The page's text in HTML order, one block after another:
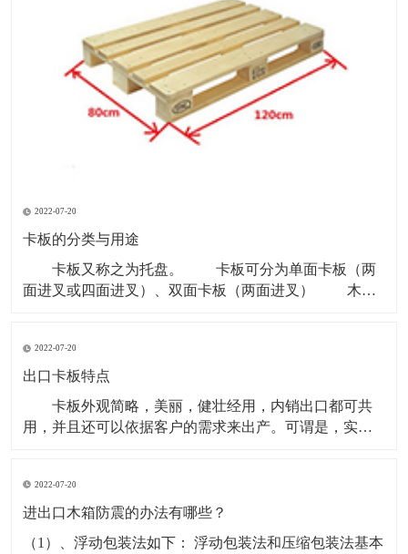
2022-07-20
卡板的分类与用途
卡板又称之为托盘。 卡板可分为单面卡板（两
面进叉或四面进叉）、双面卡板（两面进叉） 木卡
量不同。产品蓝色为主，其它颜色可定做。 塑料卡
板使用形式：有两面进叉也有四面进叉，适合平地使用
2022-07-20
出口卡板特点
卡板外观简略，美丽，健壮经用，内销出口都可共
用，并且还可以依据客户的需求来出产。可谓是，实用
卡板是为便利出口用的，卡板出口不需熏蒸消毒，出口
资料做出的木箱可直接出口到外地外国.因为具有其可以
2022-07-20
进出口木箱防震的办法有哪些？
（1）、浮动包装法如下： 浮动包装法和压缩包装法基本